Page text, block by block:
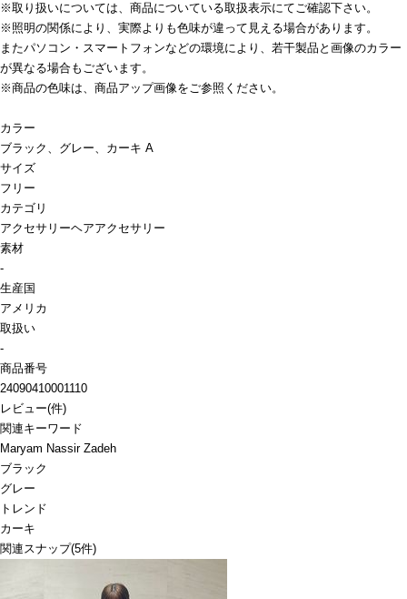
※取り扱いについては、商品についている取扱表示にてご確認下さい。
※照明の関係により、実際よりも色味が違って見える場合があります。
またパソコン・スマートフォンなどの環境により、若干製品と画像のカラー
が異なる場合もございます。
※商品の色味は、商品アップ画像をご参照ください。
カラー
ブラック、グレー、カーキ A
サイズ
フリー
カテゴリ
アクセサリーヘアアクセサリー
素材
-
生産国
アメリカ
取扱い
-
商品番号
24090410001110
レビュー(件)
関連キーワード
Maryam Nassir Zadeh
ブラック
グレー
トレンド
カーキ
関連スナップ(5件)